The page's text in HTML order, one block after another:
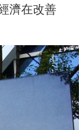
濟在改善